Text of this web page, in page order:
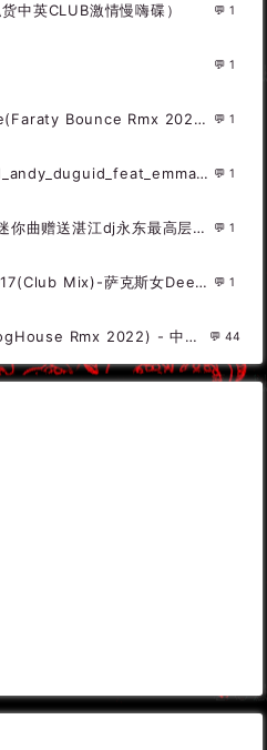
中英CLUB激情慢嗨碟） 1
1
DjFlako - Make Your Move(Faraty Bounce Rmx 2024) - 外文Remix 越南鼓 越南风格 1
07-marcus_schossow_and_andy_duguid_feat_emma_hewitt-light (0daymusic-org)成都旋律trance 1
2014年、Dj林观金.独家提供迷你曲赠送湛江dj永东最高层次慢摇! 1
004.Dancin In The Sun 2017(Club Mix)-萨克斯女DeepHouse（可可DJ音乐网） 1
孙楠 - 留什么给你(Dj星少 ProgHouse Rmx 2022) - 中文Remix 中文CLUB 华语Remix 44